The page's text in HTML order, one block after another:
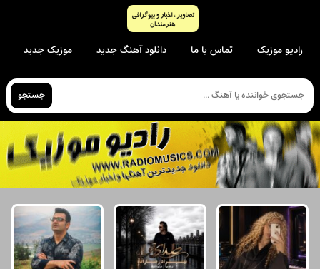
رادیو موزیک تماس با ما دانلود آهنگ جدید موزیک جدید
جستجو